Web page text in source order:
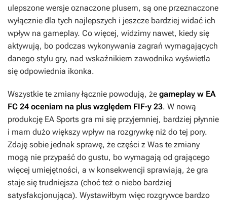
ulepszone wersje oznaczone plusem, są one przeznaczone
wyłącznie dla tych najlepszych i jeszcze bardziej widać ich
wpływ na gameplay. Co więcej, widzimy nawet, kiedy się
aktywują, bo podczas wykonywania zagrań wymagających
danego stylu gry, nad wskaźnikiem zawodnika wyświetla
się odpowiednia ikonka.
Wszystkie te zmiany łącznie powodują, że gameplay w EA
FC 24 oceniam na plus względem FIF-y 23. W nową
produkcję EA Sports gra mi się przyjemniej, bardziej płynnie
i mam dużo większy wpływ na rozgrywkę niż do tej pory.
Zdaję sobie jednak sprawę, że części z Was te zmiany
mogą nie przypaść do gustu, bo wymagają od grającego
więcej umiejętności, a w konsekwencji sprawiają, że gra
staje się trudniejsza (choć też o niebo bardziej
satysfakcjonująca). Wystawiłbym więc rozgrywce bardzo